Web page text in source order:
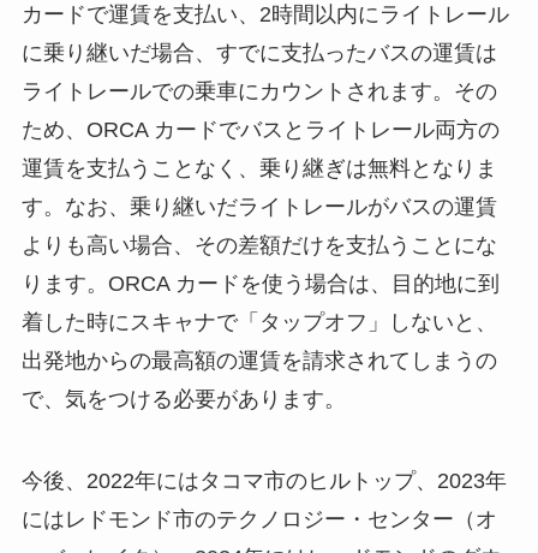
カードで運賃を支払い、2時間以内にライトレール
に乗り継いだ場合、すでに支払ったバスの運賃は
ライトレールでの乗車にカウントされます。その
ため、ORCA カードでバスとライトレール両方の
運賃を支払うことなく、乗り継ぎは無料となりま
す。なお、乗り継いだライトレールがバスの運賃
よりも高い場合、その差額だけを支払うことにな
ります。ORCA カードを使う場合は、目的地に到
着した時にスキャナで「タップオフ」しないと、
出発地からの最高額の運賃を請求されてしまうの
で、気をつける必要があります。
今後、2022年にはタコマ市のヒルトップ、2023年
にはレドモンド市のテクノロジー・センター（オ